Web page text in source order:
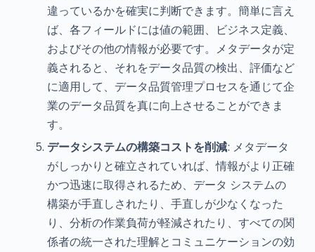
違っているかを確実に判断できます。簡単に言え
ば、各フィールドには値の範囲、ビジネス定義、
およびその他の情報が必要です。メタデータが定
義されると、それをデータ品質の検出、評価など
に適用して、データ品質管理プロセスを通じて企
業のデータ品質を真に向上させることができま
す。
データシステムの構築コストを削減: メタデータ
がしっかりと確立されていれば、情報がより正確
かつ迅速に取得されるため、データ システムの
構築が手直しされたり、手直しが少なくなった
り、分析の作業負荷が軽減されたり、すべての関
係者の統一された理解とコミュニケーションの効